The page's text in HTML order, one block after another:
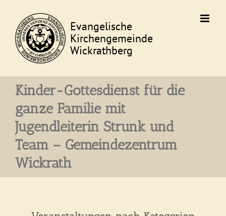
content
Kinder-Gottesdienst für die
ganze Familie mit
Jugendleiterin Strunk und
Team – Gemeindezentrum
Wickrath